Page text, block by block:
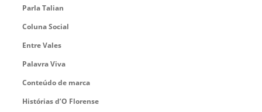
Parla Talian
Coluna Social
Entre Vales
Palavra Viva
Conteúdo de marca
Histórias d’O Florense